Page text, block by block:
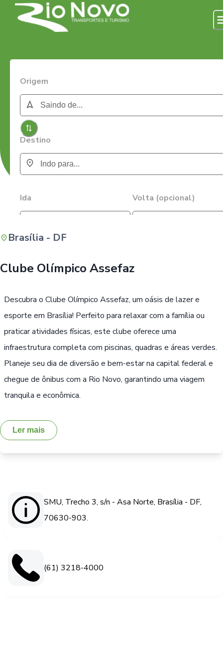
Origem
Destino
Ida Volta (opcional)
Brasília - DF
Clube Olímpico Assefaz
Descubra o Clube Olímpico Assefaz, um oásis de lazer e
esporte em Brasília! Perfeito para relaxar com a família ou
praticar atividades físicas, este clube oferece uma
infraestrutura completa com piscinas, quadras e áreas verdes.
Planeje seu dia de diversão e bem-estar na capital federal e
chegue de ônibus com a Rio Novo, garantindo uma viagem
tranquila e econômica.
Ler mais
SMU, Trecho 3, s/n - Asa Norte, Brasília - DF,
70630-903.
(61) 3218-4000